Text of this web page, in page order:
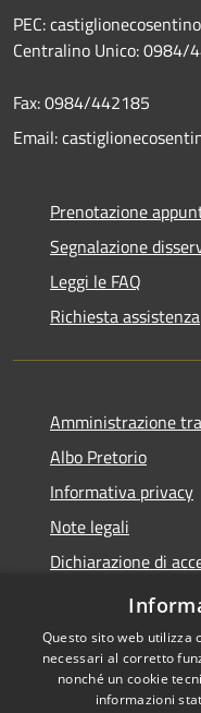
PEC:
Centralino Unico: 0984/
Fax: 0984/442185
Email:
Prenotazione
Segnalazione
Leggi le FAQ
Richiesta assistenza
Amministrazione
Albo Pretorio
Informativa privacy
Note legali
Dichiarazione di
Feedback e Recapiti
Questo sito web utilizza
necessari al corretto
nonché un cookie
informazioni